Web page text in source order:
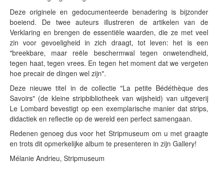
Deze originele en gedocumenteerde benadering is bijzonder
boeiend. De twee auteurs illustreren de artikelen van de
Verklaring en brengen de essentiële waarden, die ze met veel
zin voor gevoeligheid in zich draagt, tot leven: het is een
"breekbare, maar reële beschermwal tegen onwetendheid,
tegen haat, tegen vrees. En tegen het moment dat we vergeten
hoe precair de dingen wel zijn".
Deze nieuwe titel in de collectie "La petite Bédéthèque des
Savoirs" (de kleine stripbibliotheek van wijsheid) van uitgeverij
Le Lombard bevestigt op een exemplarische manier dat strips,
didactiek en reflectie op de wereld een perfect samengaan.
Redenen genoeg dus voor het Stripmuseum om u met graagte
en trots dit opmerkelijke album te presenteren in zijn Gallery!
Mélanie Andrieu, Stripmuseum